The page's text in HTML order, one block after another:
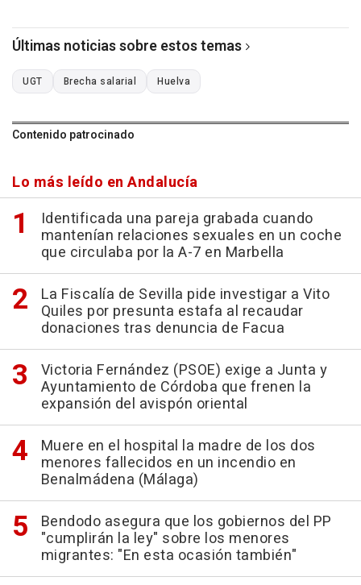
Últimas noticias sobre estos temas
UGT Brecha salarial Huelva
Contenido patrocinado
Lo más leído en Andalucía
Identificada una pareja grabada cuando
mantenían relaciones sexuales en un coche
que circulaba por la A-7 en Marbella
La Fiscalía de Sevilla pide investigar a Vito
Quiles por presunta estafa al recaudar
donaciones tras denuncia de Facua
Victoria Fernández (PSOE) exige a Junta y
Ayuntamiento de Córdoba que frenen la
expansión del avispón oriental
Muere en el hospital la madre de los dos
menores fallecidos en un incendio en
Benalmádena (Málaga)
Bendodo asegura que los gobiernos del PP
"cumplirán la ley" sobre los menores
migrantes: "En esta ocasión también"